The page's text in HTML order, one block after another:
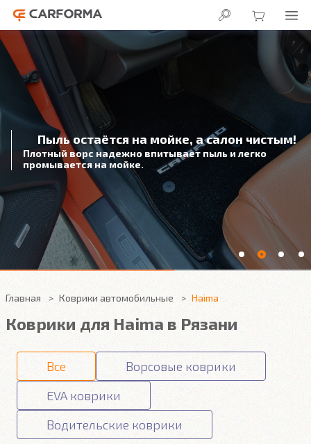
Пыль остаётся на мойке, а салон чистым!
Плотный ворс надежно впитывает пыль и легко
промывается на мойке.
Главная Коврики автомобильные Haima
Коврики для Haima в Рязани
Все
Ворсовые коврики
EVA коврики
Водительские коврики